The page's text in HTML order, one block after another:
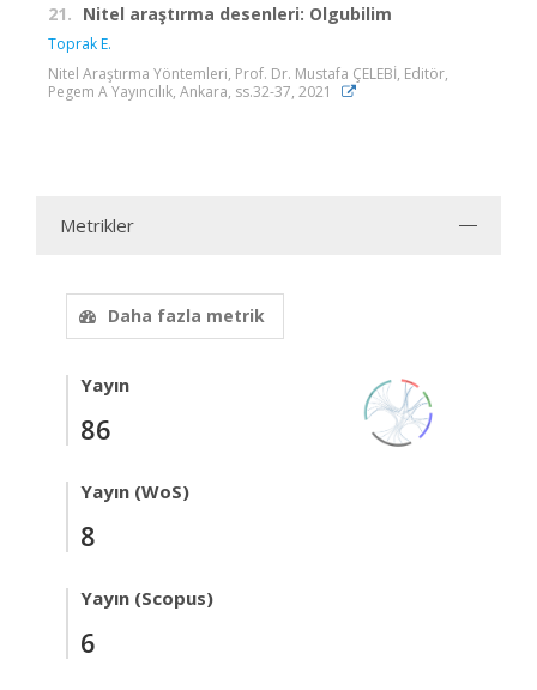
21. Nitel araştırma desenleri: Olgubilim
Toprak E.
Nitel Araştırma Yöntemleri, Prof. Dr. Mustafa ÇELEBİ, Editör,
Pegem A Yayıncılık, Ankara, ss.32-37, 2021
Metrikler
Daha fazla metrik
Yayın
86
Yayın (WoS)
8
Yayın (Scopus)
6